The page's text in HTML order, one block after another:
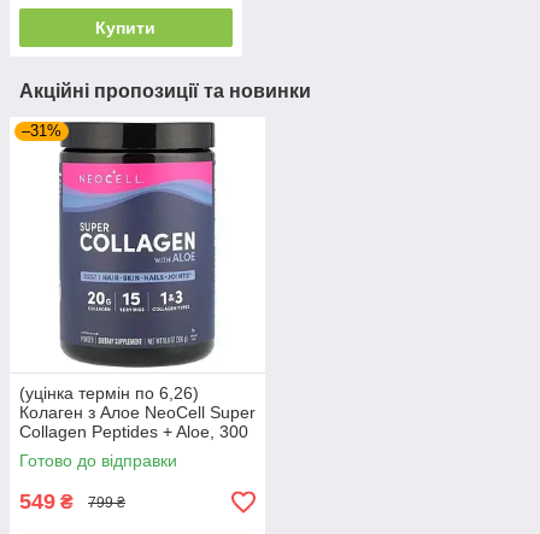
Купити
Акційні пропозиції та новинки
–31%
(уцінка термін по 6,26)
Колаген з Алое NeoCell Super
Collagen Peptides + Aloe, 300
г | Пептиди колагену для
шкіри
Готово до відправки
549 ₴ 799 ₴